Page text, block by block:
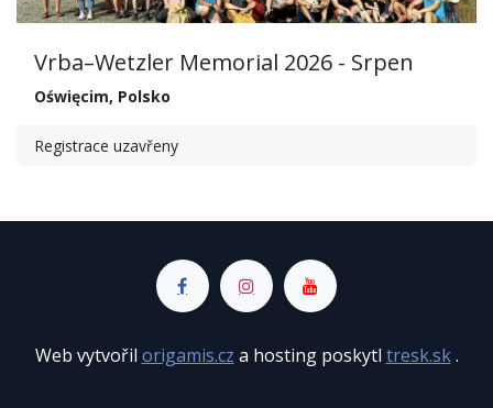
Vrba–Wetzler Memorial 2026 - Srpen
Oświęcim, Polsko
Registrace uzavřeny
Web vytvořil origamis.cz a hosting poskytl tresk.sk.